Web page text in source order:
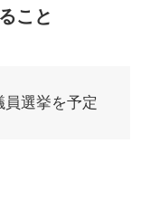
こと
員選挙を予定